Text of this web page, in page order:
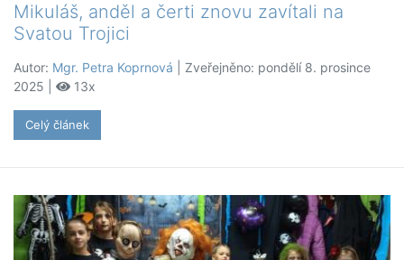
Mikuláš, anděl a čerti znovu zavítali na
Svatou Trojici
Autor: Mgr. Petra Koprnová | Zveřejněno: pondělí 8. prosince
2025 |
13x
Celý článek